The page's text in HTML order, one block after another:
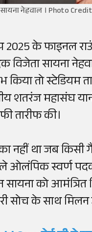
सायना नेहवाल । Photo
के फाइनल
सायना
तो स्टेडियम
शतरंज महासंघ
तारीफ की।
नहीं था जब
ओलंपिक स्वर्ण पदक
सायना को
सोच के साथ